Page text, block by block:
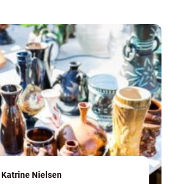
Katrine Nielsen